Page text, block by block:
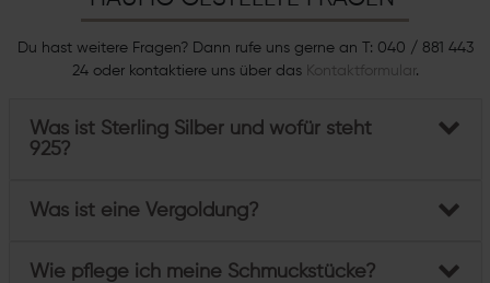
Du hast weitere Fragen? Dann rufe uns gerne an T: 040 / 881 443
24 oder kontaktiere uns über das
Kontaktformular.
Was ist Sterling Silber und wofür steht
925?
Was ist eine Vergoldung?
Wie pflege ich meine Schmuckstücke?